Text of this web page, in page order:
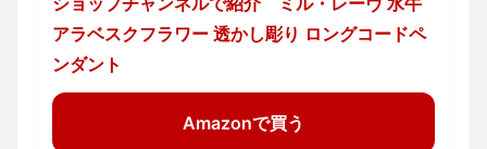
アラベスクフラワー 透かし彫り ロングコードペ
ンダント
Amazonで買う